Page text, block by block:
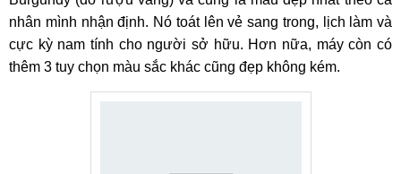
nhân mình nhận định. Nó toát lên vẻ sang trong, lịch làm và
cực kỳ nam tính cho người sở hữu. Hơn nữa, máy còn có
thêm 3 tuy chọn màu sắc khác cũng đẹp không kém.